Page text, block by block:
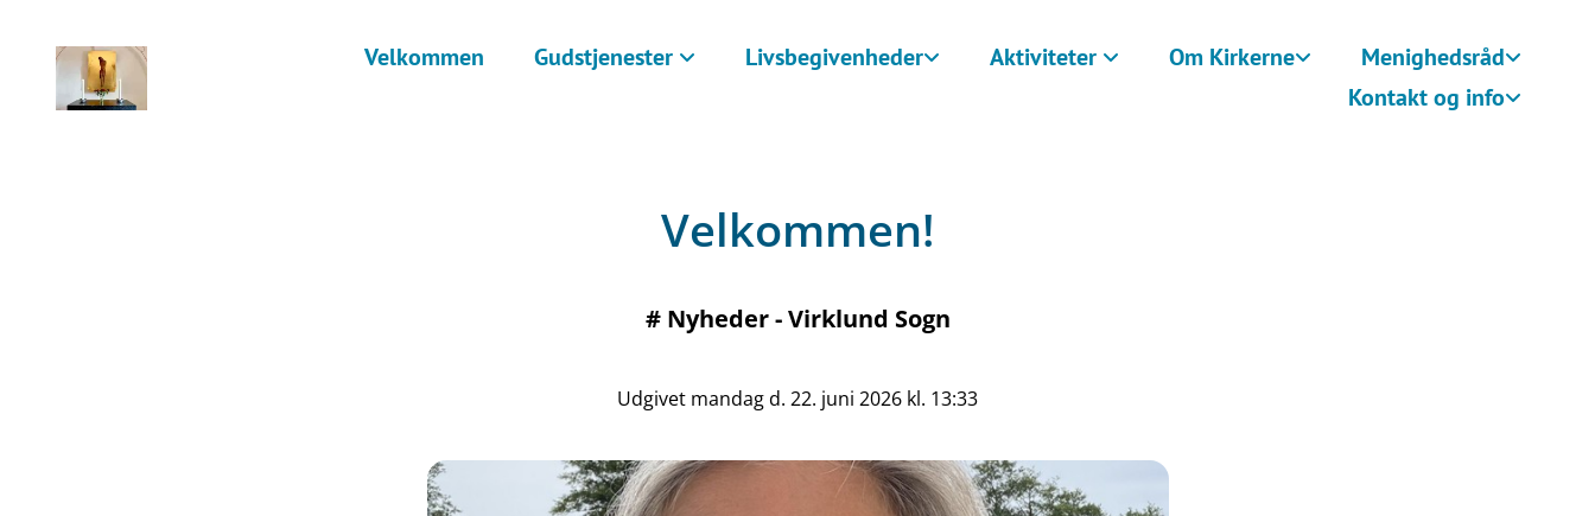
Velkommen Gudstjenester Livsbegivenheder Aktiviteter Om Kirkerne
Menighedsråd
Kontakt og info
Velkommen!
# Nyheder - Virklund Sogn
Udgivet mandag d. 22. juni 2026 kl. 13:33